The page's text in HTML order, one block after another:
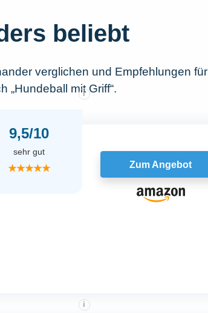
beliebt
verglichen und Empfehlungen für
„Hundeball mit Griff“.
9,5/10
i
sehr gut
★★★★★ Zum Angebot
i